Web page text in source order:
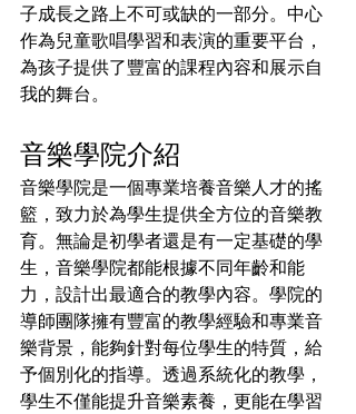
子成長之路上不可或缺的一部分。中心
作為兒童歌唱學習和表演的重要平台，
為孩子提供了豐富的課程內容和展示自
我的舞台。
音樂學院介紹
音樂學院是一個專業培養音樂人才的搖
籃，致力於為學生提供全方位的音樂教
育。無論是初學者還是有一定基礎的學
生，音樂學院都能根據不同年齡和能
力，設計出最適合的教學內容。學院的
導師團隊擁有豐富的教學經驗和專業音
樂背景，能夠針對每位學生的特質，給
予個別化的指導。透過系統化的教學，
學生不僅能提升音樂素養，更能在學習